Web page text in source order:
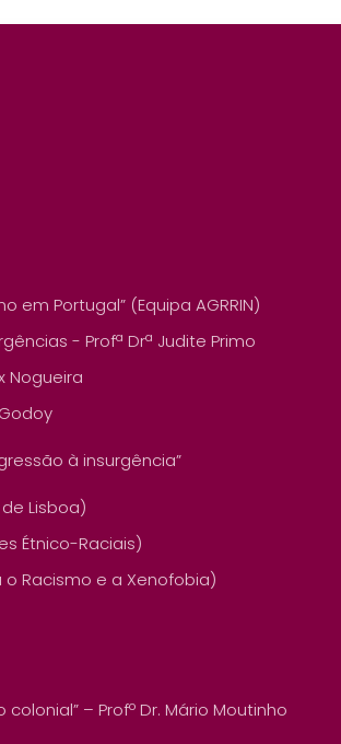
em Portugal” (Equipa AGRRIN)
- Profª Drª Judite Primo
Nogueira
à insurgência”
Lisboa)
Étnico-Raciais)
Racismo e a Xenofobia)
– Profº Dr. Mário Moutinho